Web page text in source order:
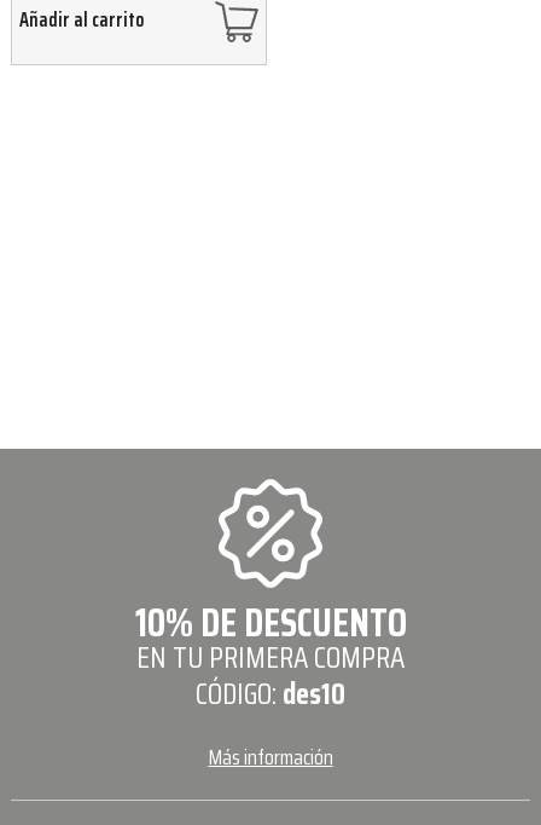
Añadir al carrito
10% DE DESCUENTO
EN TU PRIMERA COMPRA
CÓDIGO:des10
Más información